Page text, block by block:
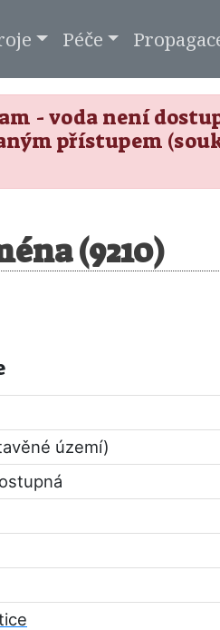
Péče
- voda není
přístupem
(9210)
území)